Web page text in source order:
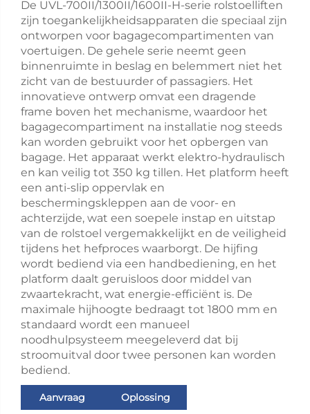
De UVL-700II/1300II/1600II-H-serie rolstoelliften
zijn toegankelijkheidsapparaten die speciaal zijn
ontworpen voor bagagecompartimenten van
voertuigen. De gehele serie neemt geen
binnenruimte in beslag en belemmert niet het
zicht van de bestuurder of passagiers. Het
innovatieve ontwerp omvat een dragende
frame boven het mechanisme, waardoor het
bagagecompartiment na installatie nog steeds
kan worden gebruikt voor het opbergen van
bagage. Het apparaat werkt elektro-hydraulisch
en kan veilig tot 350 kg tillen. Het platform heeft
een anti-slip oppervlak en
beschermingskleppen aan de voor- en
achterzijde, wat een soepele instap en uitstap
van de rolstoel vergemakkelijkt en de veiligheid
tijdens het hefproces waarborgt. De hijfing
wordt bediend via een handbediening, en het
platform daalt geruisloos door middel van
zwaartekracht, wat energie-efficiënt is. De
maximale hijhoogte bedraagt tot 1800 mm en
standaard wordt een manueel
noodhulpsysteem meegeleverd dat bij
stroomuitval door twee personen kan worden
bediend.
Aanvraag Oplossing